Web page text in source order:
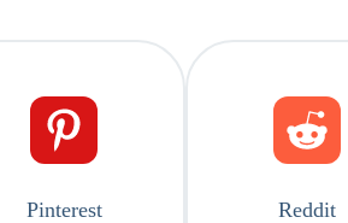
Pinterest Reddit